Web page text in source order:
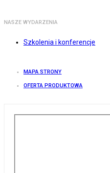
NASZE WYDARZENIA
Szkolenia i konferencje
MAPA STRONY
OFERTA PRODUKTOWA